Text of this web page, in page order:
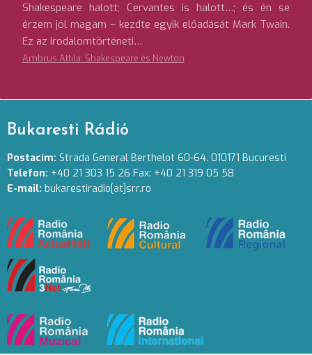
Shakespeare halott; Cervantes is halott…; és én se
érzem jól magam – kezdte egyik előadását Mark Twain.
Ez az irodalomtörténeti…
Ambrus Attila: Shakespeare és Newton
Bukaresti Rádió
Postacím: Strada General Berthelot 60-64. 010171 Bucuresti
Telefon: +40 21 303 15 26 Fax: +40 21 319 05 58
E-mail: bukarestiradio[at]srr.ro